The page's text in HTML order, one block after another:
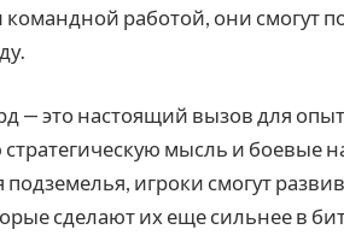
командной работой, они смогут
— это настоящий вызов для
стратегическую мысль и боевые
подземелья, игроки смогут
сделают их еще сильнее в